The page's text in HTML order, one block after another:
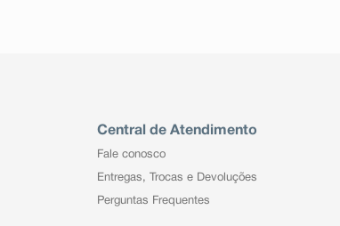
Central de Atendimento
Fale conosco
Entregas, Trocas e Devoluções
Perguntas Frequentes